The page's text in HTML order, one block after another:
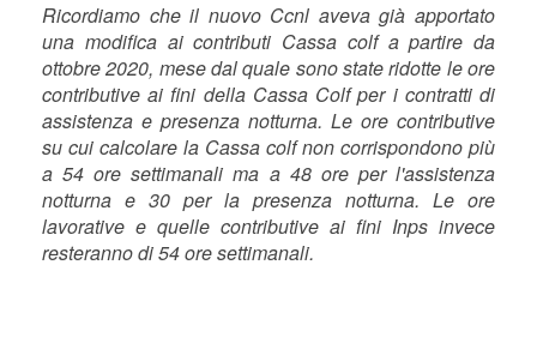
Ricordiamo che il nuovo Ccnl aveva già apportato
una modifica ai contributi Cassa colf a partire da
ottobre 2020, mese dal quale sono state ridotte le ore
contributive ai fini della Cassa Colf per i contratti di
assistenza e presenza notturna. Le ore contributive
su cui calcolare la Cassa colf non corrispondono più
a 54 ore settimanali ma a 48 ore per l'assistenza
notturna e 30 per la presenza notturna. Le ore
lavorative e quelle contributive ai fini Inps invece
resteranno di 54 ore settimanali.